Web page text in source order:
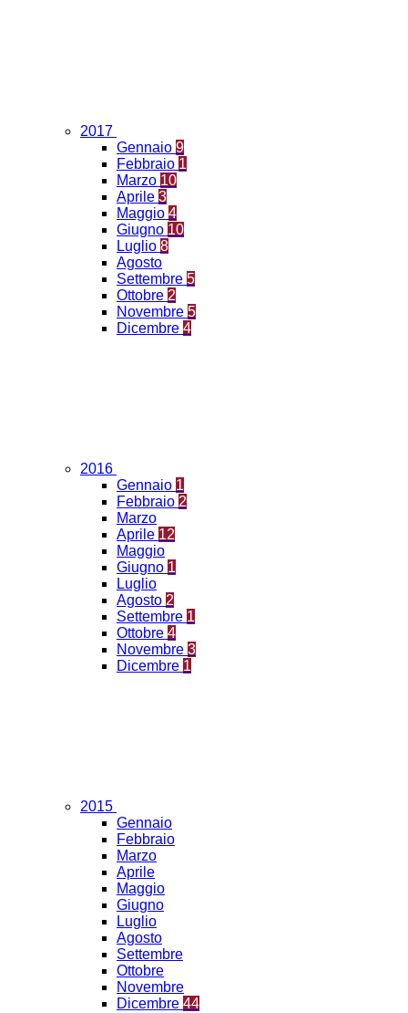
2017
Gennaio 9
Febbraio 1
Marzo 10
Aprile 3
Maggio 4
Giugno 10
Luglio 8
Agosto
Settembre 5
Ottobre 2
Novembre 5
Dicembre 4
2016
Gennaio 1
Febbraio 2
Marzo
Aprile 12
Maggio
Giugno 1
Luglio
Agosto 2
Settembre 1
Ottobre 4
Novembre 3
Dicembre 1
2015
Gennaio
Febbraio
Marzo
Aprile
Maggio
Giugno
Luglio
Agosto
Settembre
Ottobre
Novembre
Dicembre 44